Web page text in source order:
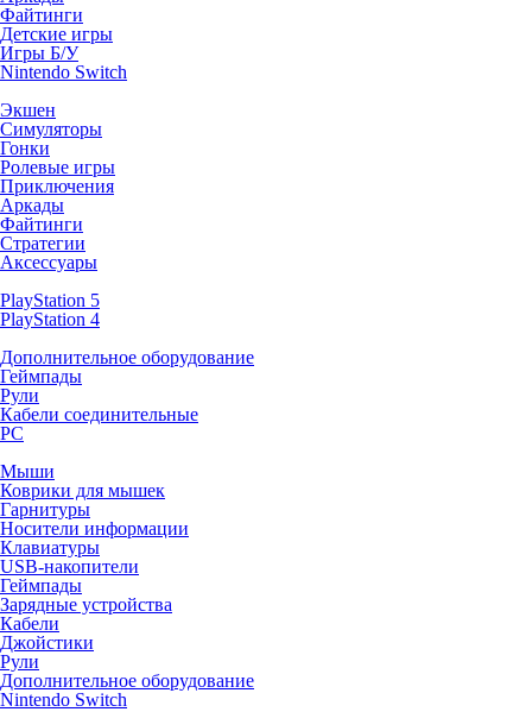
Файтинги
Детские игры
Игры Б/У
Nintendo Switch
Экшен
Симуляторы
Гонки
Ролевые игры
Приключения
Аркады
Файтинги
Стратегии
Аксессуары
PlayStation 5
PlayStation 4
Дополнительное оборудование
Геймпады
Рули
Кабели соединительные
PC
Мыши
Коврики для мышек
Гарнитуры
Носители информации
Клавиатуры
USB-накопители
Геймпады
Зарядные устройства
Кабели
Джойстики
Рули
Дополнительное оборудование
Nintendo Switch